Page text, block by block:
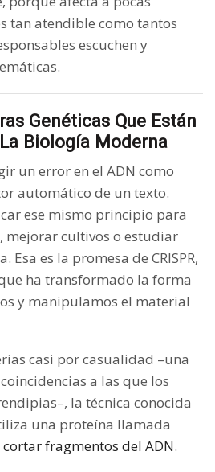
tan atendible como tantos
escuchen y
Genéticas Que Están
Biología Moderna
un error en el ADN como
automático de un texto.
ese mismo principio para
mejorar cultivos o estudiar
Esa es la promesa de CRISPR,
ha transformado la forma
y manipulamos el material
casi por casualidad –una
a las que los
la técnica conocida
una proteína llamada
fragmentos del ADN.